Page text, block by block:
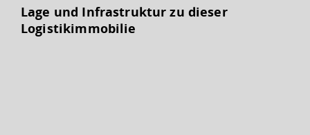
Lage und Infrastruktur zu dieser
Logistikimmobilie